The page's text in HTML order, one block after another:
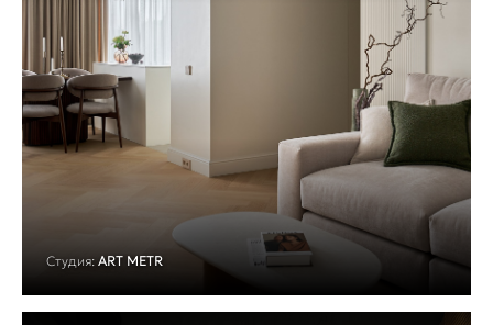
Студия: ART METR